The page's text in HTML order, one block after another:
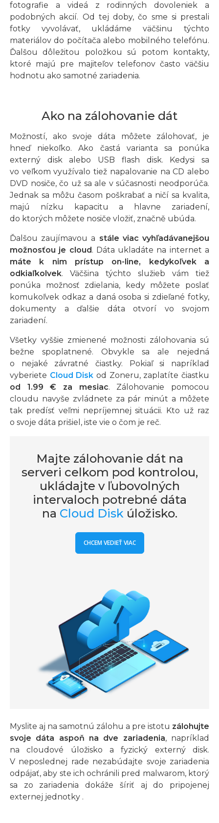
fotografie a videá z rodinných dovoleniek a
podobných akcií. Od tej doby, čo sme si prestali
fotky vyvolávať, ukládáme väčšinu týchto
materiálov do počítača alebo mobilného telefónu.
Ďalšou dôležitou položkou sú potom kontakty,
ktoré majú pre majiteľov telefonov často väčšiu
hodnotu ako samotné zariadenia.
Ako na zálohovanie dát
Možností, ako svoje dáta môžete zálohovať, je
hneď niekoľko. Ako častá varianta sa ponúka
externý disk alebo USB flash disk. Kedysi sa
vo veľkom využívalo tiež napalovanie na CD alebo
DVD nosiče, čo už sa ale v súčasnosti neodporúča.
Jednak sa môžu časom poškrabať a ničí sa kvalita,
majú nízku kapacitu a hlavne zariadení,
do ktorých môžete nosiče vložiť, značně ubúda.
Ďalšou zaujímavou a stále viac vyhľadávanejšou
možnosťou je cloud . Dáta ukladáte na internet a
máte k nim prístup on-line, kedykoľvek a
odkiaľkolvek. Väčšina týchto služieb vám tiež
ponúka možnosť zdielania, kedy môžete poslať
komukoľvek odkaz a daná osoba si zdieľané fotky,
dokumenty a ďalšie dáta otvorí vo svojom
zariadení.
Všetky vyššie zmienené možnosti zálohovania sú
bežne spoplatnené. Obvykle sa ale nejedná
o nejaké závratné čiastky. Pokiaľ si napríklad
vyberiete Cloud Disk od Zoneru, zaplatíte čiastku
od 1.99 € za mesiac. Zálohovanie pomocou
cloudu navyše zvládnete za pár minút a môžete
tak predísť veľmi nepríjemnej situácii. Kto už raz
o svoje dáta prišiel, iste vie o čom je reč.
Majte zálohovanie dát na
serveri celkom pod kontrolou,
ukládajte v ľubovolných
intervaloch potrebné dáta
na Cloud Diskúložisko.
CHCEM VEDIEŤ VIAC
Myslite aj na samotnú zálohu a pre istotu zálohujte
svoje dáta aspoň na dve zariadenia, napríklad
na cloudové úložisko a fyzický externý disk.
V neposlednej rade nezabúdajte svoje zariadenia
odpájať, aby ste ich ochránili pred malwarom, ktorý
sa zo zariadenia dokáže šíriť aj do pripojenej
externej jednotky .